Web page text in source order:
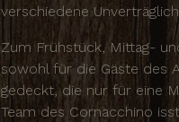
verschiedene
Zum Frühstück, Mittag-
sowohl für die Gäste des
gedeckt, die nur für eine
Team des Cornacchino